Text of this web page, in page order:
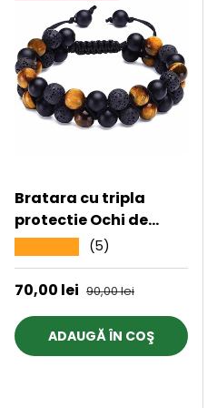
Bratara cu tripla
protectie Ochi de
tigru, onix negru mat
si roca vulcanica -
Margele de 8 mm,
pentru barbati si
femei, aduce noroc,
(5)
Preț de vânzare
70,00 lei Preț obișnuit
90,00 lei
ADAUGĂ ÎN COŞ